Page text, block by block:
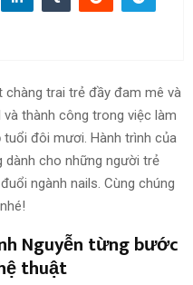
trai trẻ đầy đam mê và
thành công trong việc làm
đôi mươi. Hành trình của
cho những người trẻ
ngành nails. Cùng chúng
Nguyễn từng bước
thuật